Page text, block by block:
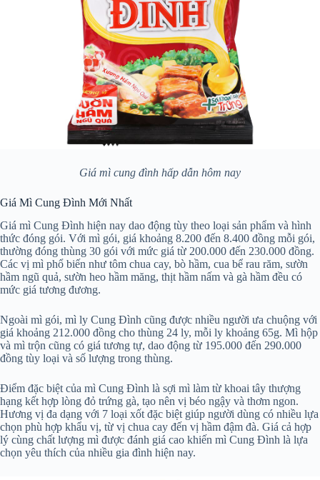
Giá mì cung đình hấp dẫn hôm nay
Giá Mì Cung Đình Mới Nhất
Giá mì Cung Đình hiện nay dao động tùy theo loại sản phẩm và hình
thức đóng gói. Với mì gói, giá khoảng 8.200 đến 8.400 đồng mỗi gói,
thường đóng thùng 30 gói với mức giá từ 200.000 đến 230.000 đồng.
Các vị mì phổ biến như tôm chua cay, bò hầm, cua bể rau răm, sườn
hầm ngũ quả, sườn heo hầm măng, thịt hầm nấm và gà hầm đều có
mức giá tương đương.
Ngoài mì gói, mì ly Cung Đình cũng được nhiều người ưa chuộng với
giá khoảng 212.000 đồng cho thùng 24 ly, mỗi ly khoảng 65g. Mì hộp
và mì trộn cũng có giá tương tự, dao động từ 195.000 đến 290.000
đồng tùy loại và số lượng trong thùng.
Điểm đặc biệt của mì Cung Đình là sợi mì làm từ khoai tây thượng
hạng kết hợp lòng đỏ trứng gà, tạo nên vị béo ngậy và thơm ngon.
Hương vị đa dạng với 7 loại xốt đặc biệt giúp người dùng có nhiều lựa
chọn phù hợp khẩu vị, từ vị chua cay đến vị hầm đậm đà. Giá cả hợp
lý cùng chất lượng mì được đánh giá cao khiến mì Cung Đình là lựa
chọn yêu thích của nhiều gia đình hiện nay.